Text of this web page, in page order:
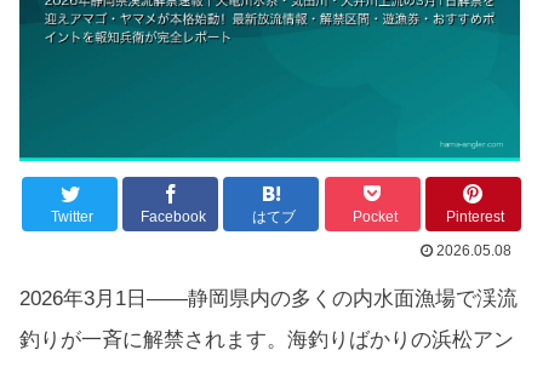
Twitter Facebook はてブ Pocket
Pinterest
2026.05.08
2026年3月1日——静岡県内の多くの内水面漁場で渓流
釣りが一斉に解禁されます。海釣りばかりの浜松アン